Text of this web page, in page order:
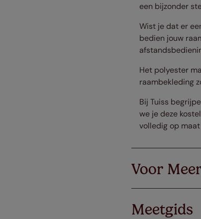
een bijzonder
Wist je dat er
bedien jouw
Het polyester
raambekleding
Bij Tuiss
we je deze
volledig op
Voor
Meetgids